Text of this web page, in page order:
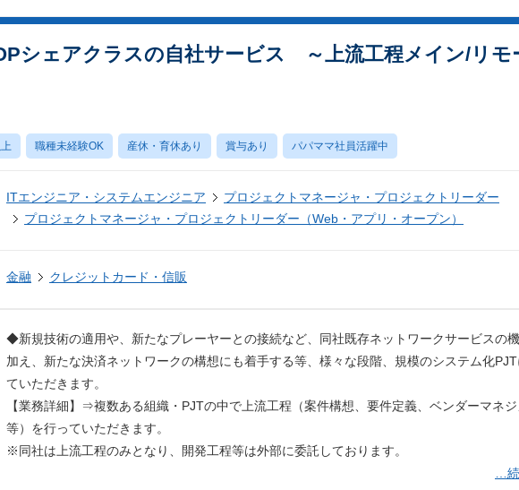
シェアクラスの自社サービス ～上流工程メイン/リモ
職種未経験OK 産休・育休あり 賞与あり パパママ社員活躍中
ITエンジニア・システムエンジニア
プロジェクトマネージャ・プロジェクトリーダー
プロジェクトマネージャ・プロジェクトリーダー（Web・アプリ・オープン）
金融 クレジットカード・信販
◆新規技術の適用や、新たなプレーヤーとの接続など、同社既存ネットワークサービスの
加え、新たな決済ネットワークの構想にも着手する等、様々な段階、規模のシステム化PJT
ていただきます。
【業務詳細】⇒複数ある組織・PJTの中で上流工程（案件構想、要件定義、ベンダーマネジ
等）を行っていただきます。
※同社は上流工程のみとなり、開発工程等は外部に委託しております。
…